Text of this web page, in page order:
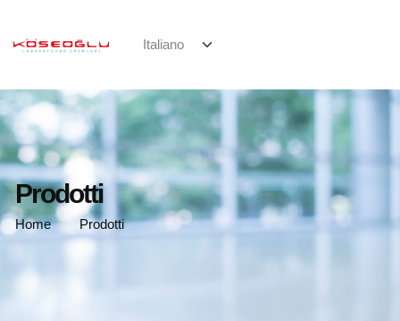
Prodotti
Home Prodotti